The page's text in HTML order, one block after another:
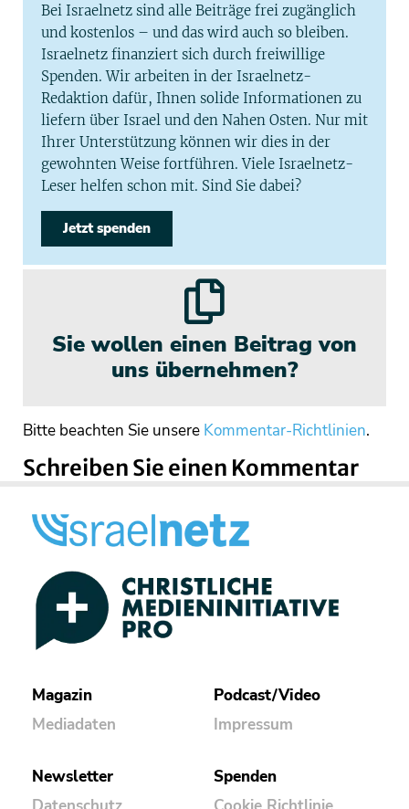
Bei Israelnetz sind alle Beiträge frei zugänglich
und kostenlos – und das wird auch so bleiben.
Israelnetz finanziert sich durch freiwillige
Spenden. Wir arbeiten in der Israelnetz-
Redaktion dafür, Ihnen solide Informationen zu
liefern über Israel und den Nahen Osten. Nur mit
Ihrer Unterstützung können wir dies in der
gewohnten Weise fortführen. Viele Israelnetz-
Leser helfen schon mit. Sind Sie dabei?
Jetzt spenden
Sie wollen einen Beitrag von
uns übernehmen?
Bitte beachten Sie unsere Kommentar-Richtlinien.
Schreiben Sie einen Kommentar
Magazin
Mediadaten
Podcast/Video
Impressum
Newsletter
Spenden